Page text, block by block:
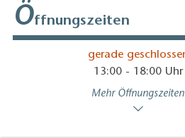
Öffnungszeiten
gerade
13:00 - 18:00 Uhr
Mehr Öffnungszeiten